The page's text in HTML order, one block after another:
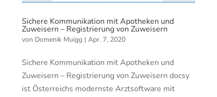
Sichere Kommunikation mit Apotheken und
Zuweisern – Registrierung von Zuweisern
von Domenik Muigg | Apr. 7, 2020
Sichere Kommunikation mit Apotheken und
Zuweisern – Registrierung von Zuweisern docsy
ist Österreichs modernste Arztsoftware mit